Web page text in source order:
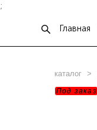
;
Главная
каталог >
Под заказ